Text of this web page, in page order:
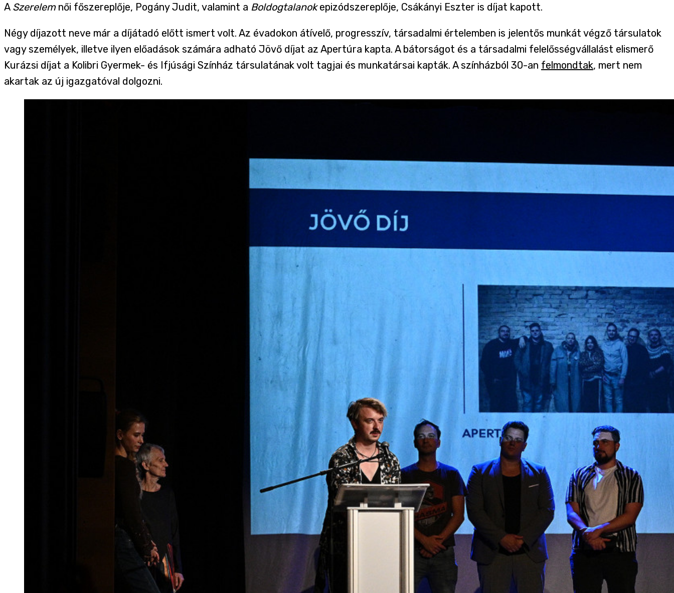
A Szerelemnői főszereplője, Pogány Judit, valamint a Boldogtalanokepizódszereplője, Csákányi Eszter is díjat kapott.
Négy díjazott neve már a díjátadó előtt ismert volt. Az évadokon átívelő, progresszív, társadalmi értelemben is jelentős munkát végző társulatok
vagy személyek, illetve ilyen előadások számára adható Jövő díjat az Apertúra kapta. A bátorságot és a társadalmi felelősségvállalást elismerő
Kurázsi díjat a Kolibri Gyermek- és Ifjúsági Színház társulatának volt tagjai és munkatársai kapták. A színházból 30-an felmondtak, mert nem
akartak az új igazgatóval dolgozni.